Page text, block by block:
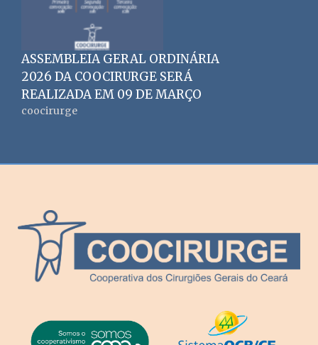
ASSEMBLEIA GERAL ORDINÁRIA
2026 DA COOCIRURGE SERÁ
REALIZADA EM 09 DE MARÇO
coocirurge